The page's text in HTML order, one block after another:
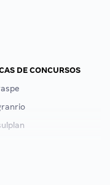
DE CONCURSOS